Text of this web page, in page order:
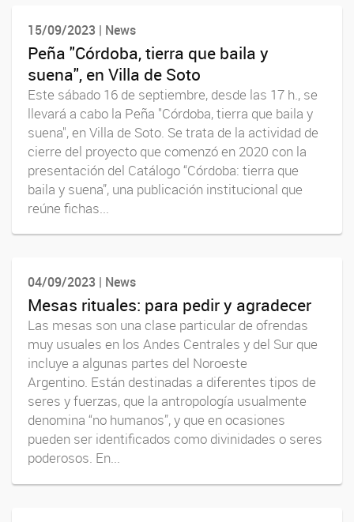
15/09/2023 | News
Peña "Córdoba, tierra que baila y
suena", en Villa de Soto
Este sábado 16 de septiembre, desde las 17 h., se
llevará a cabo la Peña "Córdoba, tierra que baila y
suena", en Villa de Soto. Se trata de la actividad de
cierre del proyecto que comenzó en 2020 con la
presentación del Catálogo “Córdoba: tierra que
baila y suena”, una publicación institucional que
reúne fichas...
04/09/2023 | News
Mesas rituales: para pedir y agradecer
Las mesas son una clase particular de ofrendas
muy usuales en los Andes Centrales y del Sur que
incluye a algunas partes del Noroeste
Argentino. Están destinadas a diferentes tipos de
seres y fuerzas, que la antropología usualmente
denomina “no humanos”, y que en ocasiones
pueden ser identificados como divinidades o seres
poderosos. En...